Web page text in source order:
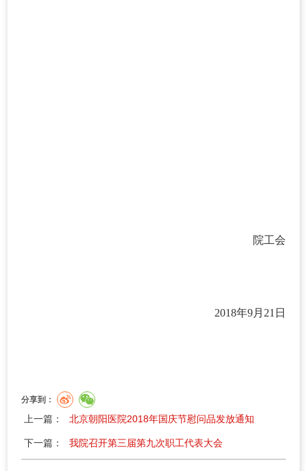
院工会
2018年9月21日
分享到：
上一篇： 北京朝阳医院2018年国庆节慰问品发放通知
下一篇： 我院召开第三届第九次职工代表大会